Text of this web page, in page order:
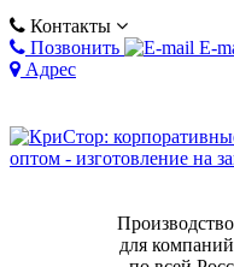
Контакты
Позвонить
E-
Адрес
для